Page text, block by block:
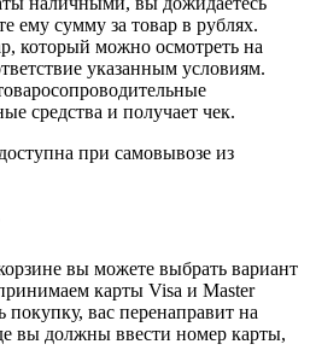
ему сумму за товар в рублях.
который можно осмотреть на
указанным условиям.
средства и получает чек.
при самовывозе из
вы можете выбрать вариант
карты Visa и Master
вас перенаправит на
вы должны ввести номер карты,